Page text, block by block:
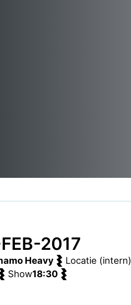
2017
Heavy Locatie (intern)
Show18:30